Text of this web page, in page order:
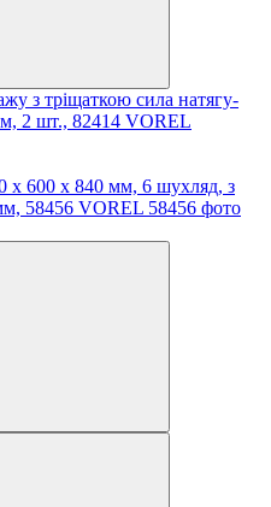
з тріщаткою сила натягу-
2 шт., 82414 VOREL